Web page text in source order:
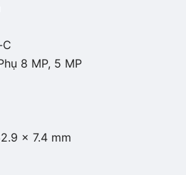
8 MP, 5 MP
x 7.4 mm